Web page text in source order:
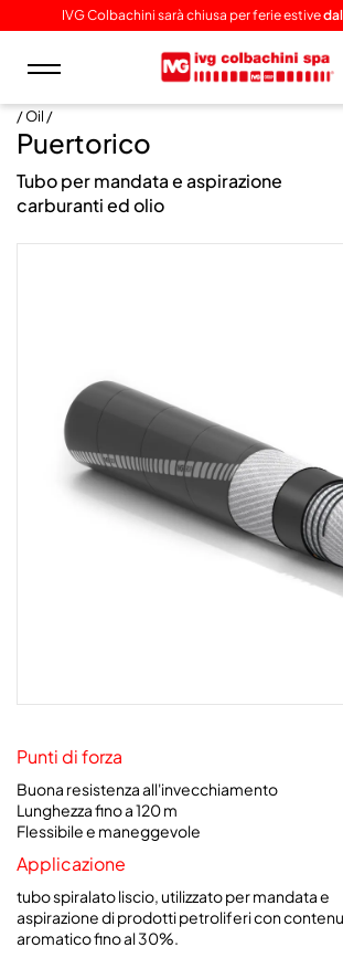
IVG Colbachini sarà chiusa per ferie estive
Toggle
navigation
/ Oil /
Puertorico
Tubo per mandata e aspirazione
carburanti ed olio
Punti di forza
Buona resistenza all'invecchiamento
Lunghezza fino a 120 m
Flessibile e maneggevole
Applicazione
tubo spiralato liscio, utilizzato per mandata e
aspirazione di prodotti petroliferi con
aromatico fino al 30%.